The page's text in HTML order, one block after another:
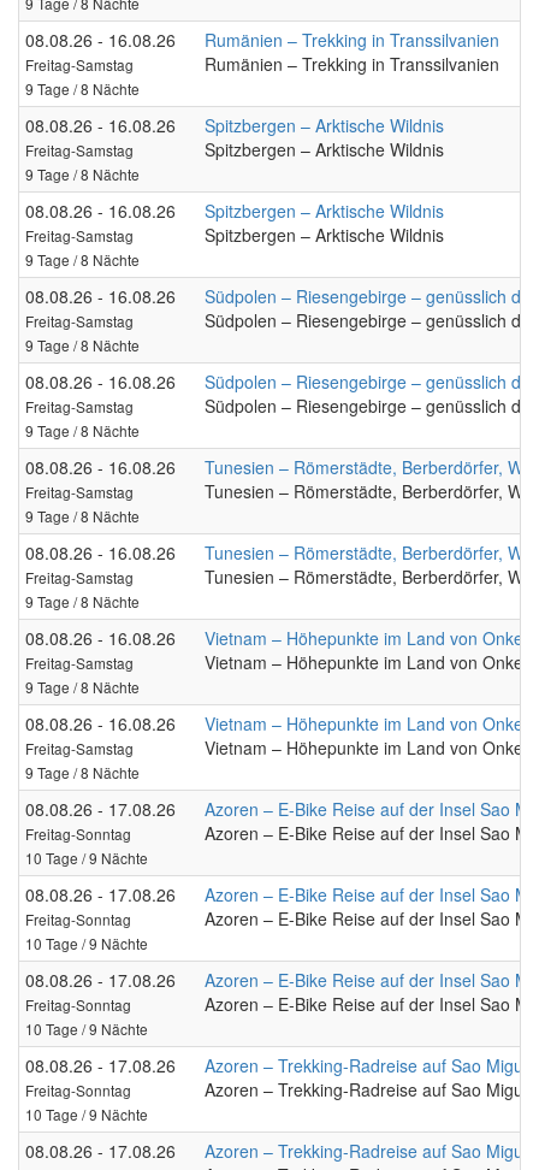
08.08.26 - 16.08.26
Freitag-Samstag
9 Tage / 8 Nächte
Rumänien – Trekking in Transsilvanien
Rumänien – Trekking in Transsilvanien
08.08.26 - 16.08.26
Freitag-Samstag
9 Tage / 8 Nächte
Spitzbergen – Arktische Wildnis
Spitzbergen – Arktische Wildnis
08.08.26 - 16.08.26
Freitag-Samstag
9 Tage / 8 Nächte
Spitzbergen – Arktische Wildnis
Spitzbergen – Arktische Wildnis
08.08.26 - 16.08.26
Freitag-Samstag
9 Tage / 8 Nächte
Südpolen – Riesengebirge – genüsslich
Südpolen – Riesengebirge – genüsslich
08.08.26 - 16.08.26
Freitag-Samstag
9 Tage / 8 Nächte
Südpolen – Riesengebirge – genüsslich
Südpolen – Riesengebirge – genüsslich
08.08.26 - 16.08.26
Freitag-Samstag
9 Tage / 8 Nächte
Tunesien – Römerstädte, Berberdörfer,
Tunesien – Römerstädte, Berberdörfer,
08.08.26 - 16.08.26
Freitag-Samstag
9 Tage / 8 Nächte
Tunesien – Römerstädte, Berberdörfer,
Tunesien – Römerstädte, Berberdörfer,
08.08.26 - 16.08.26
Freitag-Samstag
9 Tage / 8 Nächte
Vietnam – Höhepunkte im Land von Onkel
Vietnam – Höhepunkte im Land von Onkel
08.08.26 - 16.08.26
Freitag-Samstag
9 Tage / 8 Nächte
Vietnam – Höhepunkte im Land von Onkel
Vietnam – Höhepunkte im Land von Onkel
08.08.26 - 17.08.26
Freitag-Sonntag
10 Tage / 9 Nächte
Azoren – E-Bike Reise auf der Insel Sao
Azoren – E-Bike Reise auf der Insel Sao
08.08.26 - 17.08.26
Freitag-Sonntag
10 Tage / 9 Nächte
Azoren – E-Bike Reise auf der Insel Sao
Azoren – E-Bike Reise auf der Insel Sao
08.08.26 - 17.08.26
Freitag-Sonntag
10 Tage / 9 Nächte
Azoren – E-Bike Reise auf der Insel Sao
Azoren – E-Bike Reise auf der Insel Sao
08.08.26 - 17.08.26
Freitag-Sonntag
10 Tage / 9 Nächte
Azoren – Trekking-Radreise auf Sao Miguel
Azoren – Trekking-Radreise auf Sao Miguel
08.08.26 - 17.08.26
Azoren – Trekking-Radreise auf Sao Miguel